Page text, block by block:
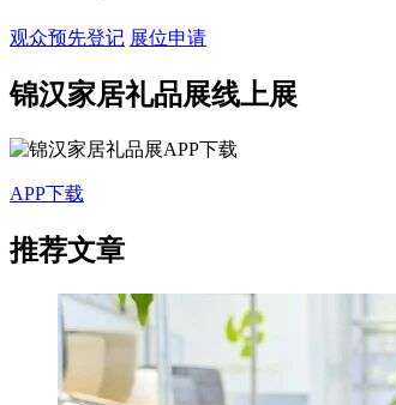
观众预先登记 展位申请
锦汉家居礼品展线上展
APP下载
推荐文章